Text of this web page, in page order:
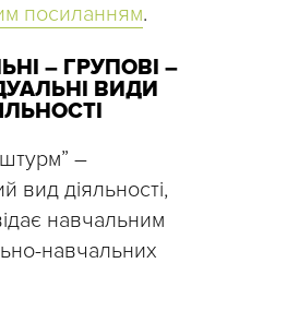
посиланням.
– ГРУПОВІ –
ВИДИ
–
вид діяльності,
навчальним
навчальних